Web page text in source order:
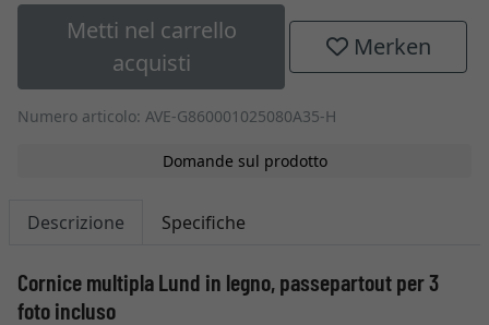
Metti nel carrello
acquisti
Merken
Numero articolo: AVE-G860001025080A35-H
Domande sul prodotto
Descrizione Specifiche
Cornice multipla Lund in legno, passepartout per 3
foto incluso